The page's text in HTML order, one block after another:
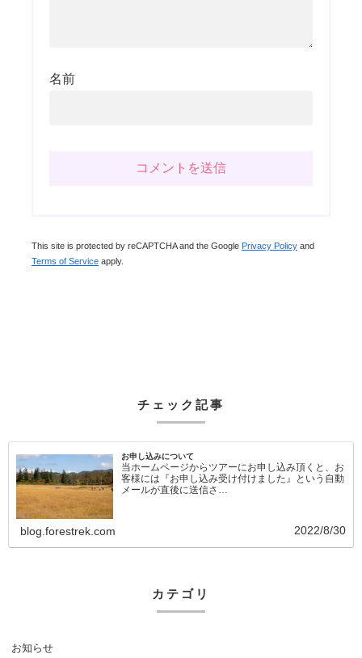
名前
This site is protected by reCAPTCHA and the Google Privacy Policy and
Terms of Service apply.
チェック記事
お申し込みについて
当ホームページからツアーにお申し込み頂くと、お
客様には『お申し込み受け付けました』という自動
メールが直後に送信さ…
blog.forestrek.com 2022/8/30
カテゴリ
お知らせ